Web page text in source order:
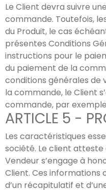
Le Client devra suivre
commande. Toutefois,
du Produit, le cas
présentes Conditions
instructions pour le
du paiement de la
conditions générales de
la commande, le Client
commande, par
ARTICLE 5 -
Les caractéristiques
société. Le client atteste
Vendeur s’engage à
Client. Ces informations
d’un récapitulatif et